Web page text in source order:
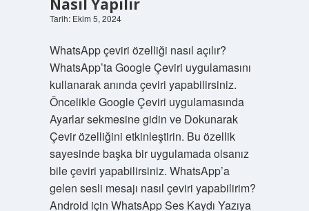
Nasıl Yapılır
Tarih: Ekim 5, 2024
WhatsApp çeviri özelliği nasıl açılır?
WhatsApp’ta Google Çeviri uygulamasını
kullanarak anında çeviri yapabilirsiniz.
Öncelikle Google Çeviri uygulamasında
Ayarlar sekmesine gidin ve Dokunarak
Çevir özelliğini etkinleştirin. Bu özellik
sayesinde başka bir uygulamada olsanız
bile çeviri yapabilirsiniz. WhatsApp’a
gelen sesli mesajı nasıl çeviri yapabilirim?
Android için WhatsApp Ses Kaydı Yazıya